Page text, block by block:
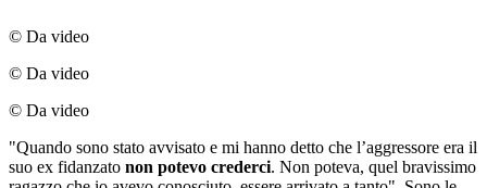
© Da video
© Da video
© Da video
"Quando sono stato avvisato e mi hanno detto che l’aggressore era il
suo ex fidanzato non potevo crederci. Non poteva, quel bravissimo